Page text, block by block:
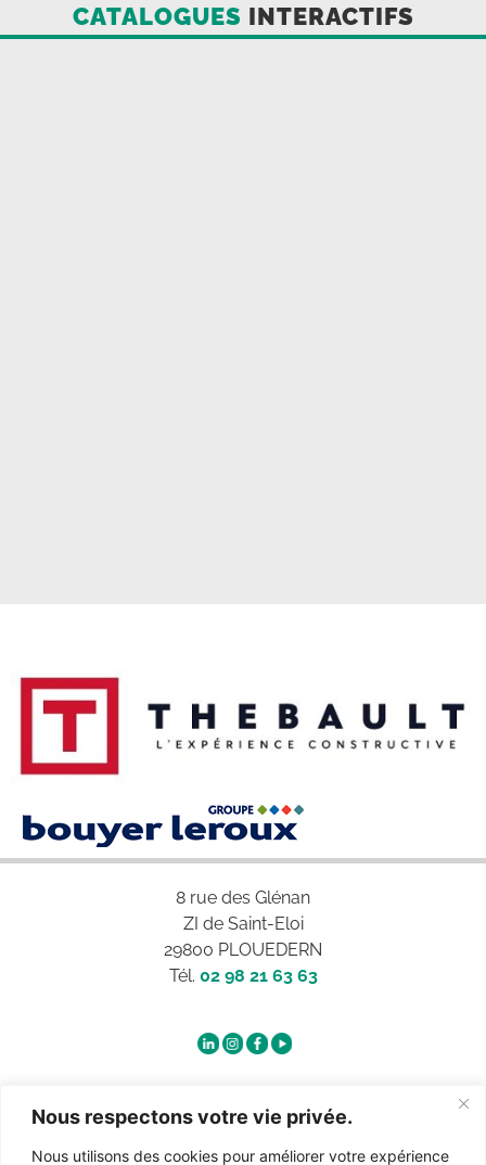
Nous respectons votre vie privée.
Nous utilisons des cookies pour améliorer votre expérience
CATALOGUES INTERACTIFS
8 rue des Glénan
ZI de Saint-Eloi
29800 PLOUEDERN
Tél. 02 98 21 63 63
Qui sommes-nous ?